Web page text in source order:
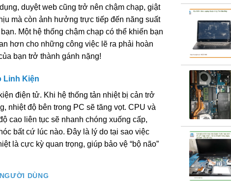
duyệt web cũng trở nên chậm chạp, giật
mà còn ảnh hưởng trực tiếp đến năng suất
Một hệ thống chậm chạp có thể khiến bạn
hơn cho những công việc lẽ ra phải hoàn
bạn trở thành gánh nặng!
Linh Kiện
điện tử. Khi hệ thống tản nhiệt bị cản trở
nhiệt độ bên trong PC sẽ tăng vọt. CPU và
cao liên tục sẽ nhanh chóng xuống cấp,
bất cứ lúc nào. Đây là lý do tại sao việc
là cực kỳ quan trọng, giúp bảo vệ “bộ não”
DÙNG